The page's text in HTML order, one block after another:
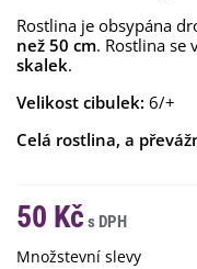
Rostlina je obsypána
než 50 cm. Rostlina se
skalek.
Velikost cibulek: 6/+
Celá rostlina, a
50 Kč
Množstevní slevy